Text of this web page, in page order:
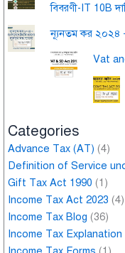
বিবরণী-IT 10B
ন্যূনতম কর ২০২৪ –
Vat
Categories
Advance Tax (AT) (4)
Definition of Service
Gift Tax Act 1990 (1)
Income Tax Act 2023 (4)
Income Tax Blog (36)
Income Tax Explanation